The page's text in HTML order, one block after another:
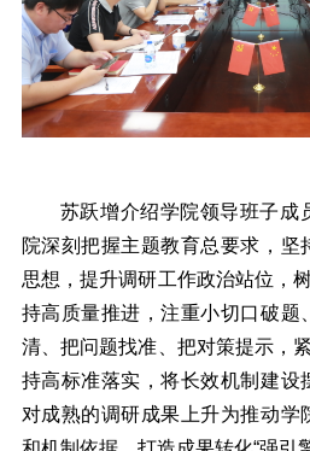
苏跃增介绍学院领导班子成
院深刻把握主题教育总要求，坚
思想，提升调研工作政治站位，
持高质量推进，注重小切口破题
清、把问题找准、把对策提示，
持高标准落实，将长效机制建设
对成熟的调研成果上升为推动学